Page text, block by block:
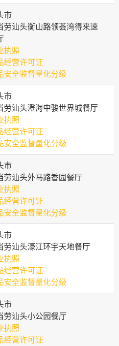
市
劳汕头衡山路领荟湾得来速
执照
经营许可证
安全监督量化分级
市
劳汕头澄海中骏世界城餐厅
执照
经营许可证
安全监督量化分级
市
劳汕头外马路香园餐厅
执照
经营许可证
安全监督量化分级
市
劳汕头濠江环宇天地餐厅
执照
经营许可证
安全监督量化分级
市
劳汕头小公园餐厅
执照
经营许可证